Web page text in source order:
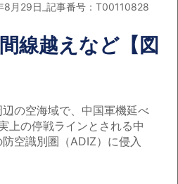
8月29日_記事番号：T00110828
線越えなど【図
の空海域で、中国軍機延べ
上の停戦ラインとされる中
空識別圏（ADIZ）に侵入